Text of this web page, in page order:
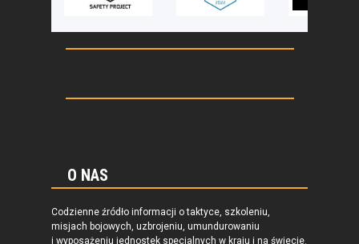
O NAS
Codzienne źródło informacji o taktyce, szkoleniu,
misjach bojowych, uzbrojeniu, umundurowaniu
i wyposażeniu jednostek specjalnych w kraju i na świecie.